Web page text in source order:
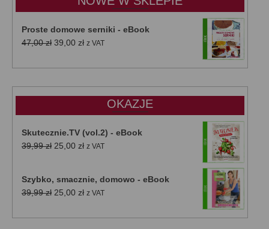
50,00 zł
Proste domowe serniki - eBook
47,00zł Pierwotna
wynosiła:
39,00 złAktualna
wynosi:
z VAT
OKAZJE
Skutecznie.TV (vol.2) - eBook
39,99zł Pierwotna
39,99 zł.
25,00 złAktualna
25,00 zł.
z VAT
Szybko, smacznie, domowo - eBook
39,99zł Pierwotna
wynosiła:
25,00 złAktualna
wynosi:
z VAT